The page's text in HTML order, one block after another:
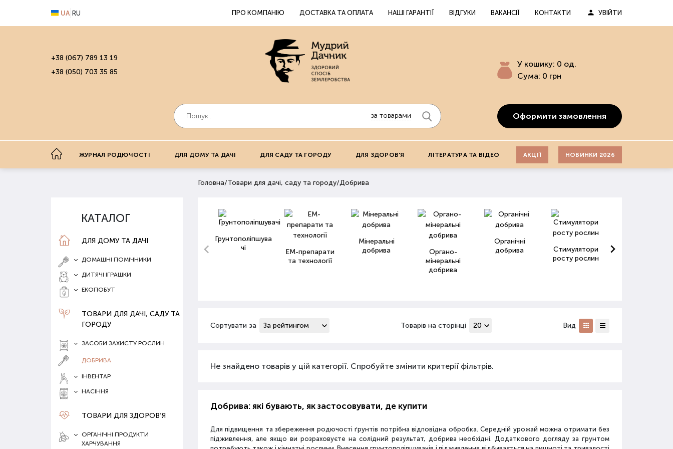
UA RU ПРО КОМПАНІЮ ДОСТАВКА ТА ОПЛАТА НАШІ ГАРАНТІЇ ВІДГУКИ ВАКАНСІЇ КОНТАКТИ УВІЙТИ
+38 (067) 789 13 19
+38 (050) 703 35 85
за товарами
У кошику: 0 од.
Сума: 0 грн
Оформити замовлення
ЖУРНАЛ РОДЮЧОСТІ ДЛЯ ДОМУ ТА ДАЧІ ДЛЯ САДУ ТА ГОРОДУ ДЛЯ ЗДОРОВ'Я ЛІТЕРАТУРА ТА ВІДЕО АКЦІЇ НОВИНКИ 2026
КАТАЛОГ
ДЛЯ ДОМУ ТА ДАЧІ
ДОМАШНІ ПОМІЧНИКИ
ДИТЯЧІ ІГРАШКИ
ЕКОПОБУТ
ТОВАРИ ДЛЯ ДАЧІ, САДУ ТА
ГОРОДУ
ЗАСОБИ ЗАХИСТУ РОСЛИН
ДОБРИВА
ІНВЕНТАР
НАСІННЯ
ТОВАРИ ДЛЯ ЗДОРОВ‘Я
ОРГАНІЧНІ ПРОДУКТИ
ХАРЧУВАННЯ
Головна/Товари для дачі, саду та городу/Добрива
Грунтополіпшува
чі
ЕМ-препарати
та технології
Мінеральні
добрива
Органо-
мінеральні
добрива
Органічні
добрива
Стимулятори
росту рослин
Сортувати за Товарів на сторінці Вид
Не знайдено товарів у цій категорії. Спробуйте змінити критерії фільтрів.
Добрива: які бувають, як застосовувати, де купити
Для підвищення та збереження родючості ґрунтів потрібна відповідна обробка. Середній урожай можна отримати без
підживлення, але якщо ви розраховуєте на солідний результат, добрива необхідні. Додаткового догляду за ґрунтом